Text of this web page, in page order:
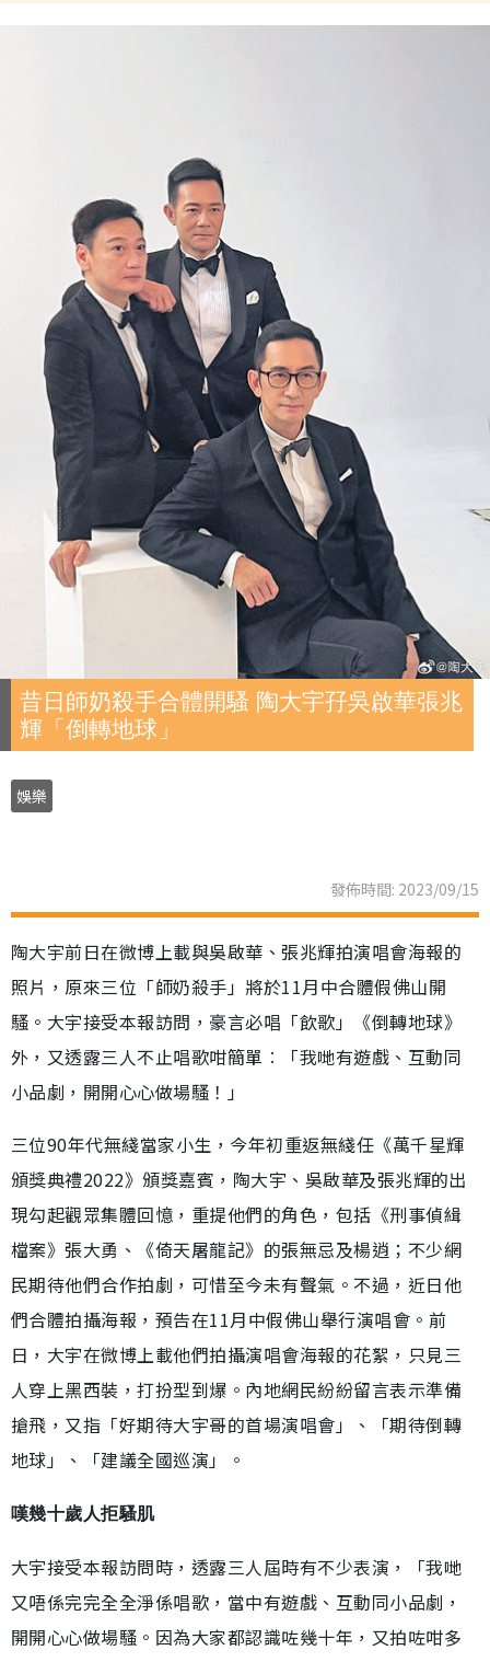
昔日師奶殺手合體開騷 陶大宇孖吳啟華張兆
輝「倒轉地球」
娛樂
發佈時間: 2023/09/15
陶大宇前日在微博上載與吳啟華、張兆輝拍演唱會海報的
照片，原來三位「師奶殺手」將於11月中合體假佛山開
騷。大宇接受本報訪問，豪言必唱「飲歌」《倒轉地球》
外，又透露三人不止唱歌咁簡單︰「我哋有遊戲、互動同
小品劇，開開心心做場騷！」
三位90年代無綫當家小生，今年初重返無綫任《萬千星輝
頒獎典禮2022》頒獎嘉賓，陶大宇、吳啟華及張兆輝的出
現勾起觀眾集體回憶，重提他們的角色，包括《刑事偵緝
檔案》張大勇、《倚天屠龍記》的張無忌及楊逍；不少網
民期待他們合作拍劇，可惜至今未有聲氣。不過，近日他
們合體拍攝海報，預告在11月中假佛山舉行演唱會。前
日，大宇在微博上載他們拍攝演唱會海報的花絮，只見三
人穿上黑西裝，打扮型到爆。內地網民紛紛留言表示準備
搶飛，又指「好期待大宇哥的首場演唱會」、「期待倒轉
地球」、「建議全國巡演」。
嘆幾十歲人拒騷肌
大宇接受本報訪問時，透露三人屆時有不少表演，「我哋
又唔係完完全全淨係唱歌，當中有遊戲、互動同小品劇，
開開心心做場騷。因為大家都認識咗幾十年，又拍咗咁多